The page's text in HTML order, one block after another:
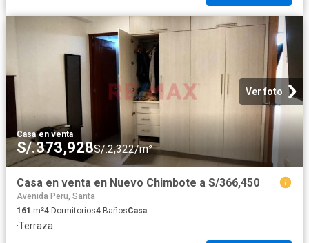
Ver foto
Casa·en venta
S/.373,928S/.2,322/m²
Casa en venta en Nuevo Chimbote a S/366,450
Avenida Peru, Santa
161 m²4 Dormitorios4 BañosCasa
·Terraza